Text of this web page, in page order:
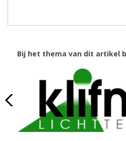
Bij het thema van dit artikel